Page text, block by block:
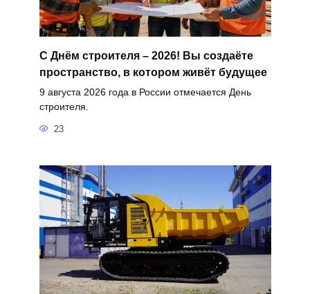
С Днём строителя – 2026! Вы создаёте
пространство, в котором живёт будущее
9 августа 2026 года в России отмечается День
строителя.
23